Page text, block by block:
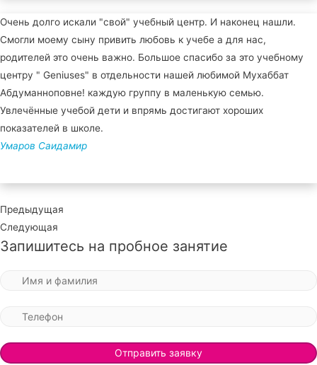
Очень долго искали "свой" учебный центр. И наконец нашли.
Смогли моему сыну привить любовь к учебе а для нас,
родителей это очень важно. Большое спасибо за это учебному
центру " Geniuses" в отдельности нашей любимой Мухаббат
Абдуманноповне! каждую группу в маленькую семью.
Увлечённые учебой дети и впрямь достигают хороших
показателей в школе.
Умаров Саидамир
Предыдущая
Следующая
Запишитесь на пробное занятие